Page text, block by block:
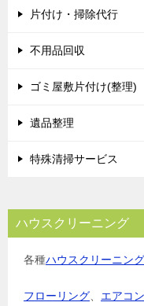
ー
シ
片付け・掃除代行
不用品回収
ゴミ屋敷片付け(整理)
遺品整理
特殊清掃サービス
ハウスクリーニング
各種ハウスクリーニング
フローリング、 エアコン